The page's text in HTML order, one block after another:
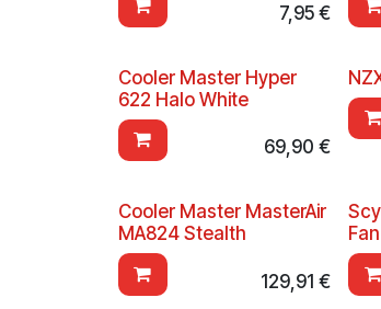
7,95 €
Cooler Master Hyper
622 Halo White
69,90 €
Cooler Master MasterAir
MA824 Stealth
129,91 €